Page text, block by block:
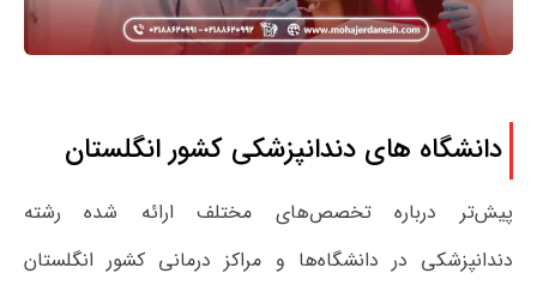
دانشگاه های دندانپزشکی کشور انگلستان
پیش‌تر درباره تخصص‌های مختلف ارائه شده رشته
دندانپزشکی در دانشگاه‌ها و مراکز درمانی کشور انگلستان